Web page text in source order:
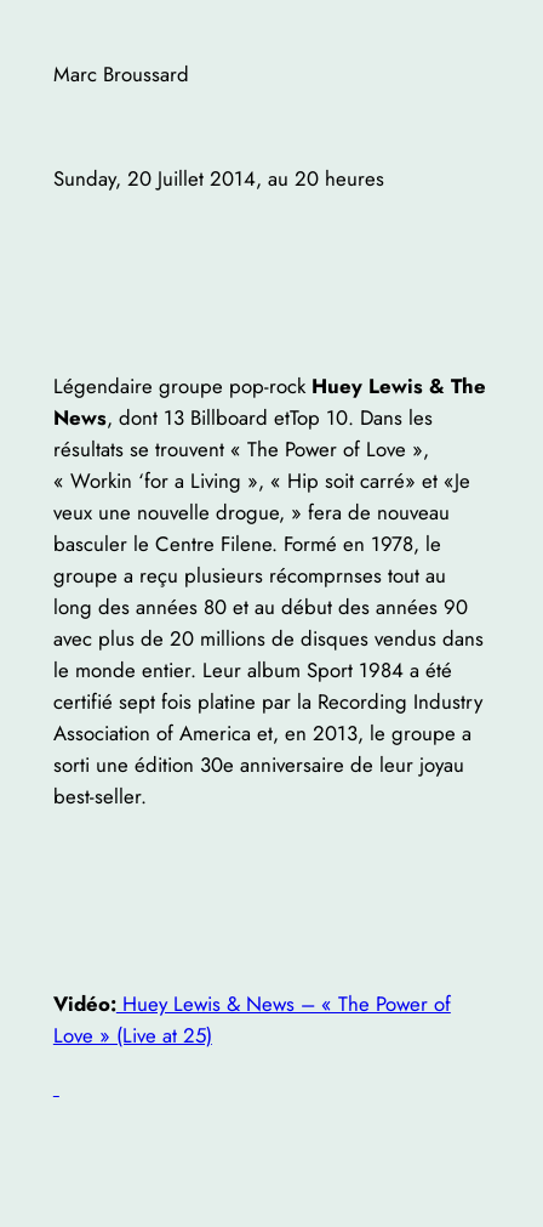
Marc Broussard
Sunday, 20 Juillet 2014, au 20 heures
Légendaire groupe pop-rock Huey Lewis & The
News, dont 13 Billboard etTop 10. Dans les
résultats se trouvent « The Power of Love »,
« Workin ‘for a Living », « Hip soit carré» et «Je
veux une nouvelle drogue, » fera de nouveau
basculer le Centre Filene. Formé en 1978, le
groupe a reçu plusieurs récomprnses tout au
long des années 80 et au début des années 90
avec plus de 20 millions de disques vendus dans
le monde entier. Leur album Sport 1984 a été
certifié sept fois platine par la Recording Industry
Association of America et, en 2013, le groupe a
sorti une édition 30e anniversaire de leur joyau
best-seller.
Vidéo:Huey Lewis & News – « The Power of
Love » (Live at 25)